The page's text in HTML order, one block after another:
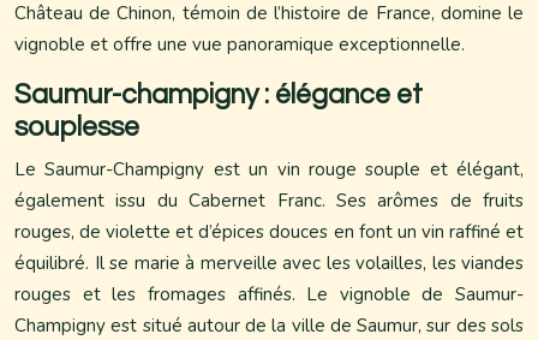
Château de Chinon, témoin de l’histoire de France, domine le
vignoble et offre une vue panoramique exceptionnelle.
Saumur-champigny : élégance et
souplesse
Le Saumur-Champigny est un vin rouge souple et élégant,
également issu du Cabernet Franc. Ses arômes de fruits
rouges, de violette et d’épices douces en font un vin raffiné et
équilibré. Il se marie à merveille avec les volailles, les viandes
rouges et les fromages affinés. Le vignoble de Saumur-
Champigny est situé autour de la ville de Saumur, sur des sols